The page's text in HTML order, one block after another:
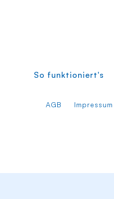
So funktioniert's
AGB Impressum